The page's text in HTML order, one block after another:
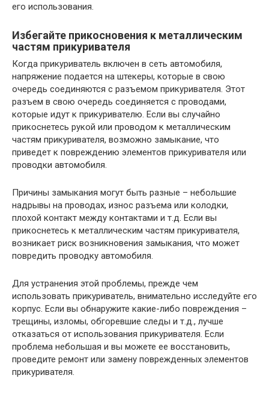
его использования.
Избегайте прикосновения к металлическим
частям прикуривателя
Когда прикуриватель включен в сеть автомобиля,
напряжение подается на штекеры, которые в свою
очередь соединяются с разъемом прикуривателя. Этот
разъем в свою очередь соединяется с проводами,
которые идут к прикуривателю. Если вы случайно
прикоснетесь рукой или проводом к металлическим
частям прикуривателя, возможно замыкание, что
приведет к повреждению элементов прикуривателя или
проводки автомобиля.
Причины замыкания могут быть разные – небольшие
надрывы на проводах, износ разъема или колодки,
плохой контакт между контактами и т.д. Если вы
прикоснетесь к металлическим частям прикуривателя,
возникает риск возникновения замыкания, что может
повредить проводку автомобиля.
Для устранения этой проблемы, прежде чем
использовать прикуриватель, внимательно исследуйте его
корпус. Если вы обнаружите какие-либо повреждения –
трещины, изломы, обгоревшие следы и т.д., лучше
отказаться от использования прикуривателя. Если
проблема небольшая и вы можете ее восстановить,
проведите ремонт или замену поврежденных элементов
прикуривателя.